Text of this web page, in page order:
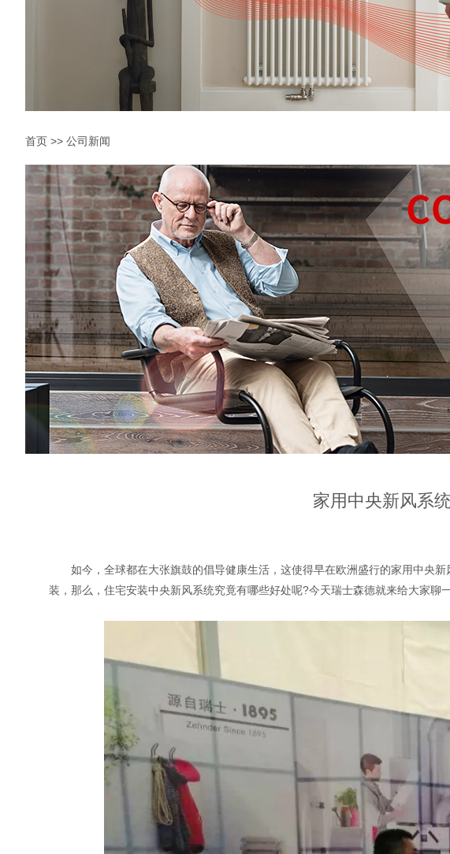
首页 >> 公司新闻
家用中央新风系
如今，全球都在大张旗鼓的倡导健康生活，这使得早在欧洲盛行的家用中央新
装，那么，住宅安装中央新风系统究竟有哪些好处呢?今天瑞士森德就来给大家聊